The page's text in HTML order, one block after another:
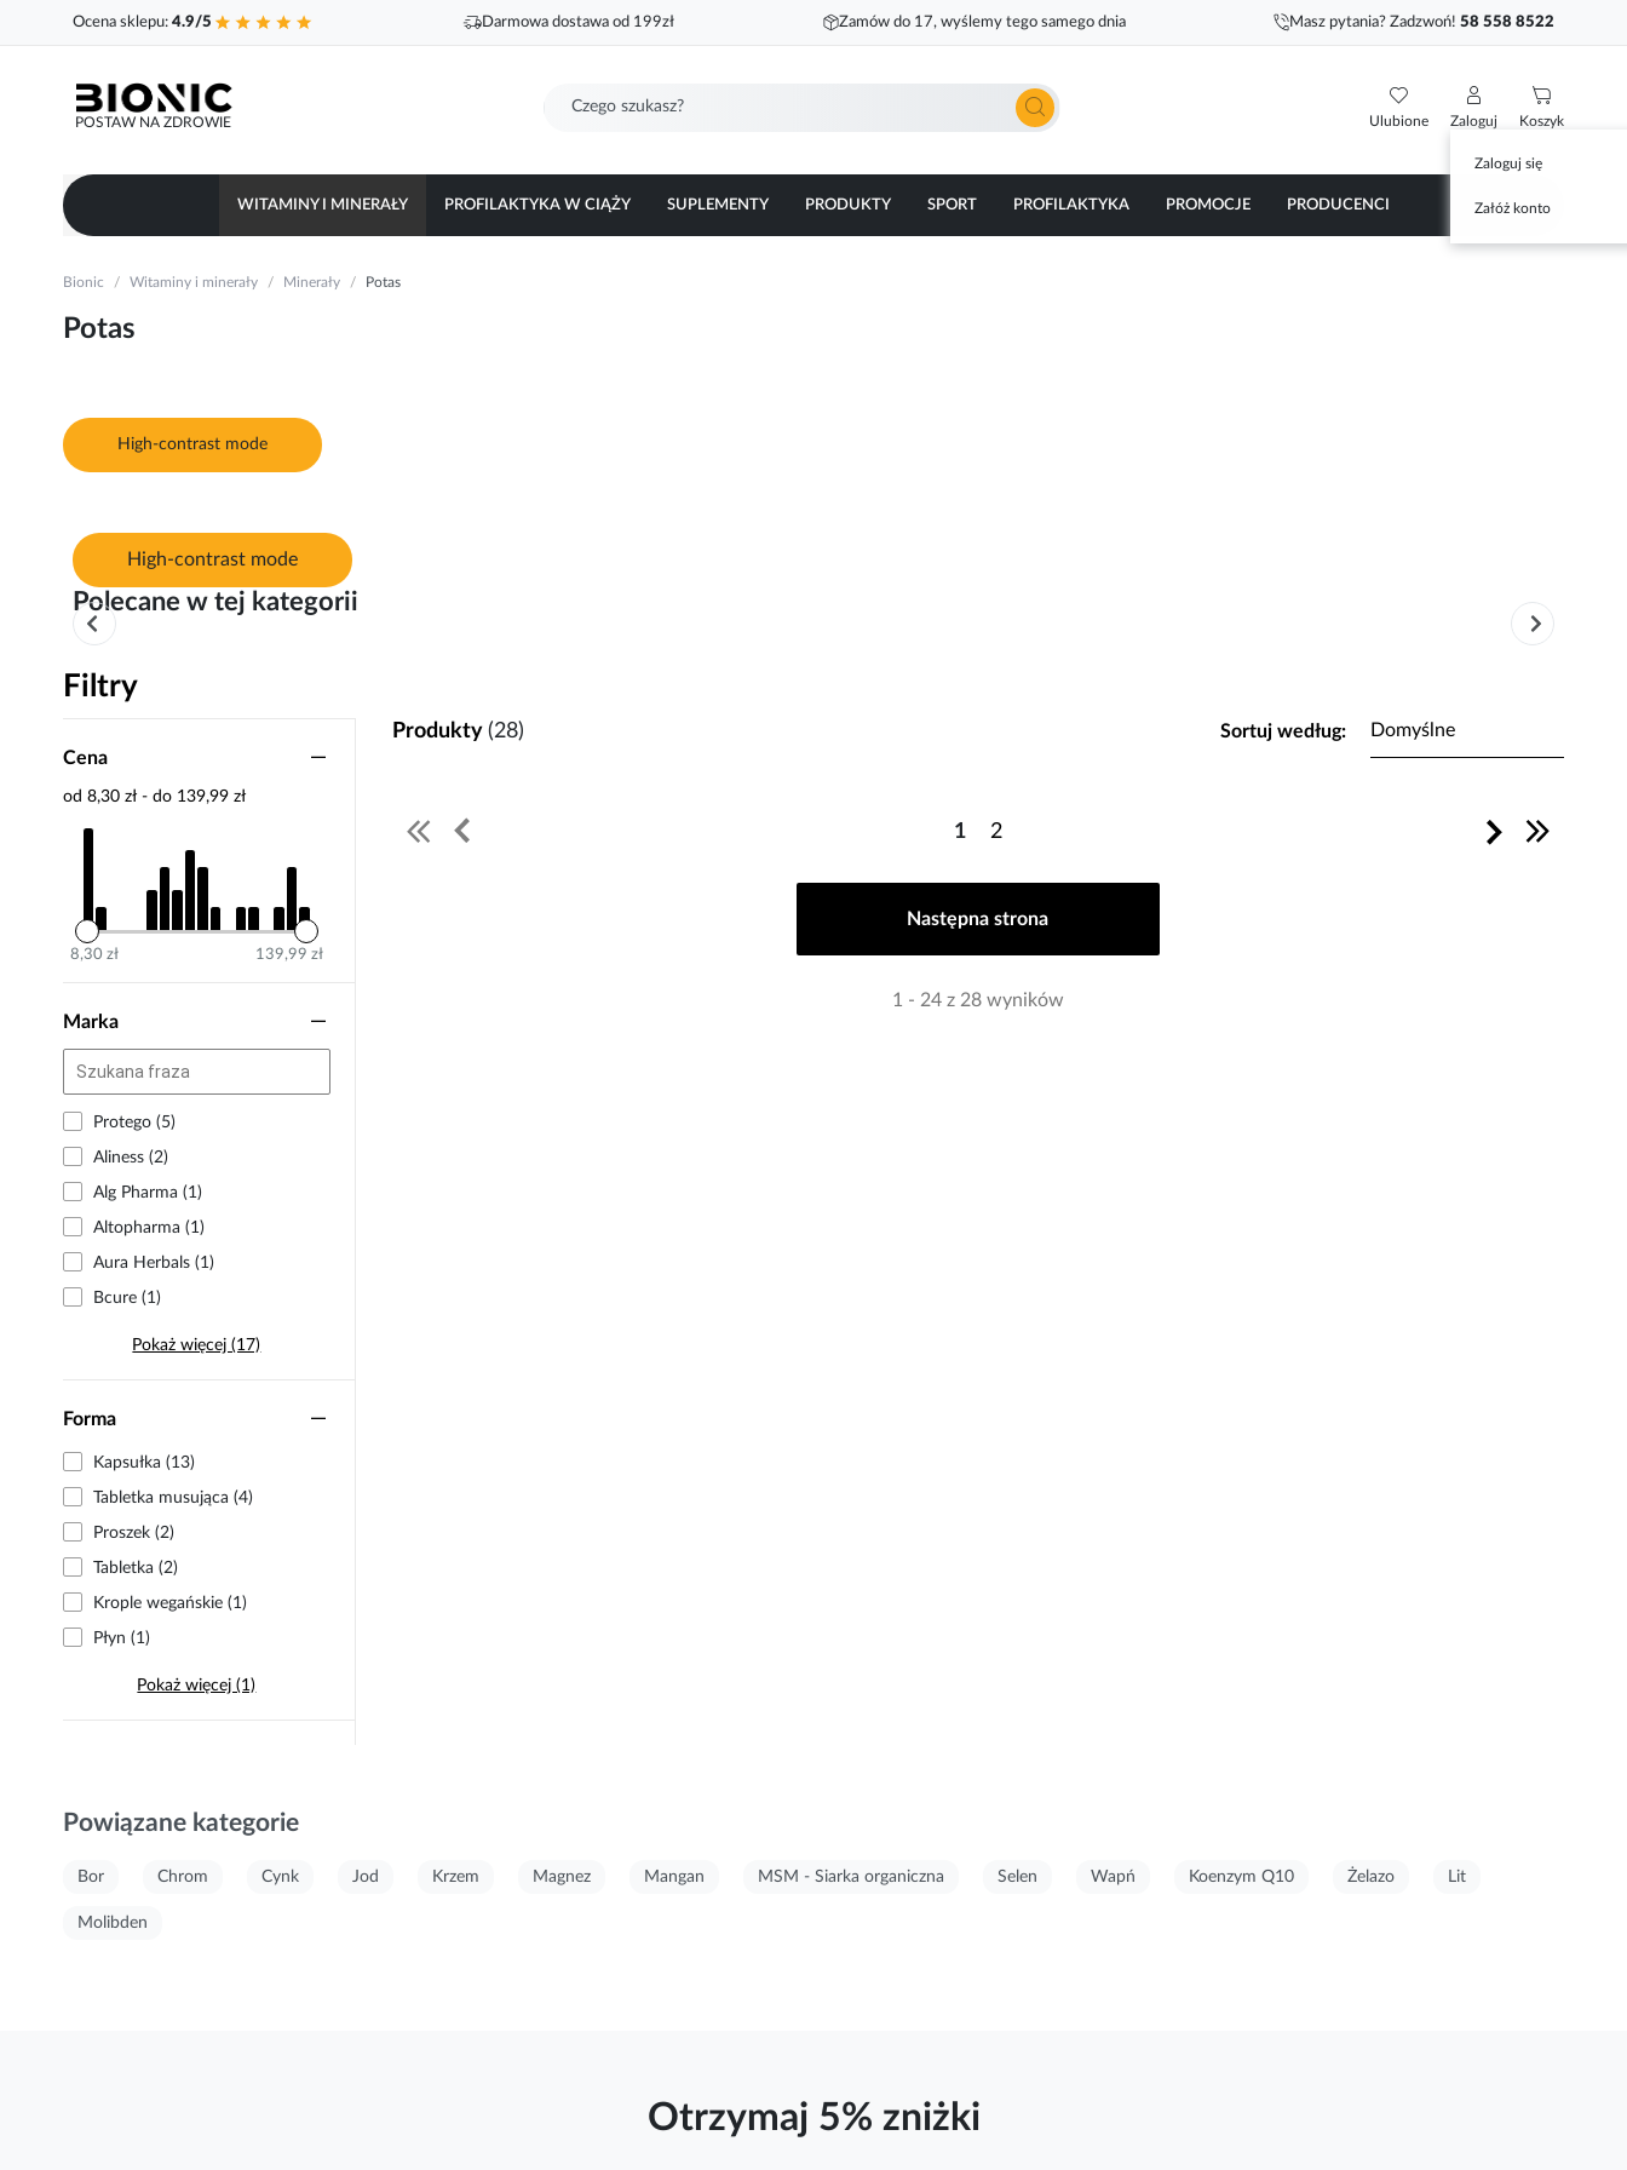
Ocena sklepu: 4.9/5 Darmowa dostawa od 199zł Zamów do 17, wyślemy tego samego dnia Masz pytania? Zadzwoń! 58 558 8522
POSTAW NA ZDROWIE
Szukaj
Ulubione
Zaloguj
Zaloguj się
Załóż konto
Koszyk
WITAMINY I MINERAŁY PROFILAKTYKA W CIĄŻY SUPLEMENTY PRODUKTY SPORT PROFILAKTYKA PROMOCJE PRODUCENCI
Bionic Witaminy i minerały Minerały Potas
Potas
High-contrast mode
High-contrast mode
Polecane w tej kategorii
Filtry
Cena
od 8,30 zł - do 139,99 zł
8,30 zł 139,99 zł
Marka
Protego (5)
Aliness (2)
Alg Pharma (1)
Altopharma (1)
Aura Herbals (1)
Bcure (1)
Pokaż więcej (17)
Forma
Kapsułka (13)
Tabletka musująca (4)
Proszek (2)
Tabletka (2)
Krople wegańskie (1)
Płyn (1)
Pokaż więcej (1)
Sortuj według:
Produkty (28)
1 2
Następna strona
1 - 24 z 28 wyników
Powiązane kategorie
Bor Chrom Cynk Jod Krzem Magnez Mangan MSM - Siarka organiczna Selen Wapń Koenzym Q10 Żelazo Lit
Molibden
Otrzymaj 5% zniżki